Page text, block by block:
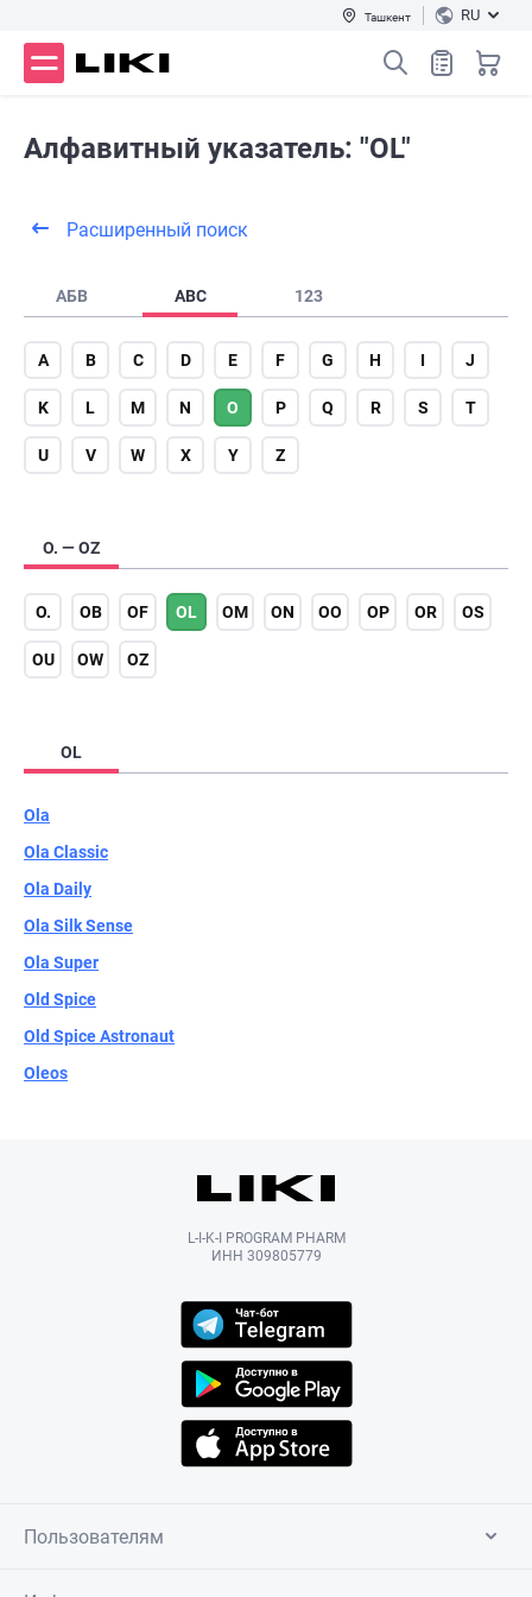
Ташкент RU
Алфавитный указатель: "OL"
Расширенный поиск
АБВ ABC 123
A B C D E F G H I J
K L M N O P Q R S T
U V W X Y Z
O. — OZ
O. OB OF OL OM ON OO OP OR OS
OU OW OZ
OL
Ola
Ola Classic
Ola Daily
Ola Silk Sense
Ola Super
Old Spice
Old Spice Astronaut
Oleos
L-I-K-I PROGRAM PHARM
ИНН 309805779
Пользователям